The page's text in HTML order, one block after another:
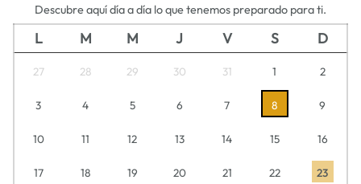
Descubre aquí día a día lo que tenemos preparado para ti.
L M M J V S D
27 28 29 30 31 1 2
3 4 5 6 7 8 9
10 11 12 13 14 15 16
17 18 19 20 21 22 23